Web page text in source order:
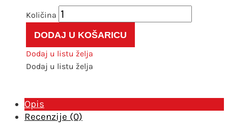
Karbon
tempera
1000
ml
smeđa
količina
DODAJ U KOŠARICU
Dodaj u listu želja
Dodaj u listu želja
Opis
Recenzije (0)